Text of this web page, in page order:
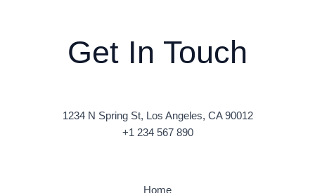
Get In Touch
1234 N Spring St, Los Angeles, CA 90012
+1 234 567 890
Home